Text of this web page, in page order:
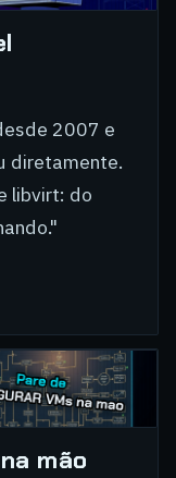
2007 e
diretamente.
libvirt: do
mão